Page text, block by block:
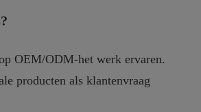
OEM/ODM-het werk ervaren.
producten als klantenvraag